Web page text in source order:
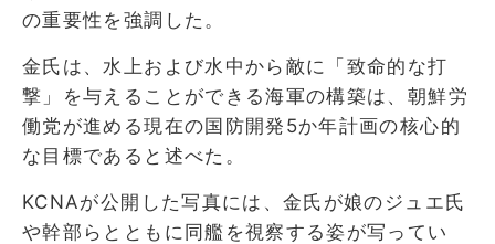
の重要性を強調した。
金氏は、水上および水中から敵に「致命的な打
撃」を与えることができる海軍の構築は、朝鮮労
働党が進める現在の国防開発5か年計画の核心的
な目標であると述べた。
KCNAが公開した写真には、金氏が娘のジュエ氏
や幹部らとともに同艦を視察する姿が写ってい